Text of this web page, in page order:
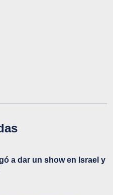
a dar un show en Israel y